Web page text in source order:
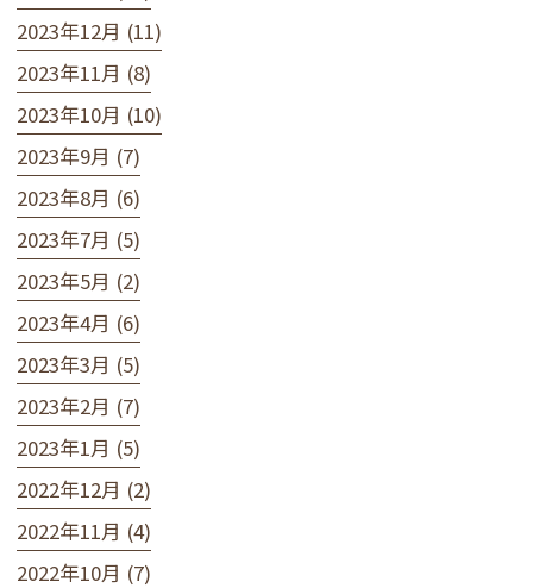
2023年12月 (11)
2023年11月 (8)
2023年10月 (10)
2023年9月 (7)
2023年8月 (6)
2023年7月 (5)
2023年5月 (2)
2023年4月 (6)
2023年3月 (5)
2023年2月 (7)
2023年1月 (5)
2022年12月 (2)
2022年11月 (4)
2022年10月 (7)